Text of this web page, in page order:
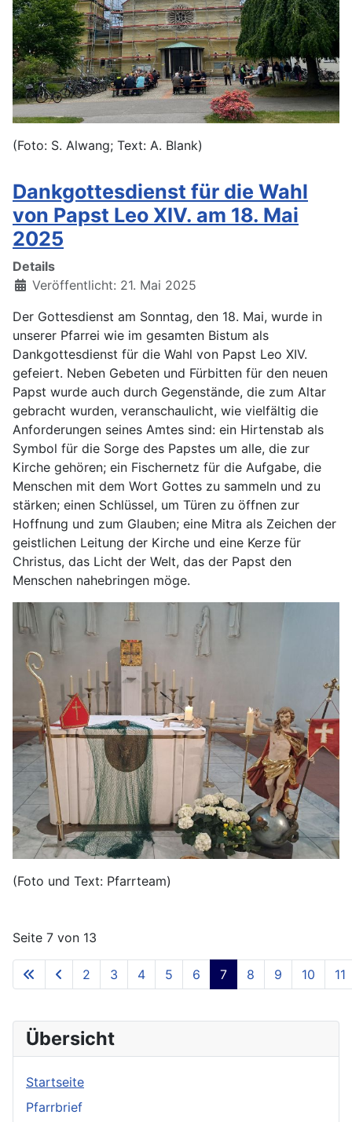
(Foto: S. Alwang; Text: A. Blank)
Dankgottesdienst für die Wahl
von Papst Leo XIV. am 18. Mai
2025
Details
Veröffentlicht: 21. Mai 2025
Der Gottesdienst am Sonntag, den 18. Mai, wurde in
unserer Pfarrei wie im gesamten Bistum als
Dankgottesdienst für die Wahl von Papst Leo XIV.
gefeiert. Neben Gebeten und Fürbitten für den neuen
Papst wurde auch durch Gegenstände, die zum Altar
gebracht wurden, veranschaulicht, wie vielfältig die
Anforderungen seines Amtes sind: ein Hirtenstab als
Symbol für die Sorge des Papstes um alle, die zur
Kirche gehören; ein Fischernetz für die Aufgabe, die
Menschen mit dem Wort Gottes zu sammeln und zu
stärken; einen Schlüssel, um Türen zu öffnen zur
Hoffnung und zum Glauben; eine Mitra als Zeichen der
geistlichen Leitung der Kirche und eine Kerze für
Christus, das Licht der Welt, das der Papst den
Menschen nahebringen möge.
(Foto und Text: Pfarrteam)
Seite 7 von 13
2 3 4 5 6 7 8 9 10 11
Übersicht
Startseite
Pfarrbrief